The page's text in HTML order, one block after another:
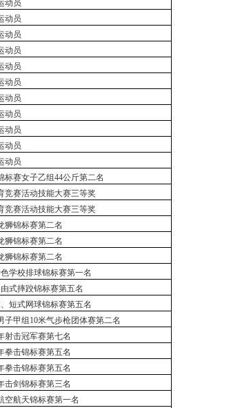
动员
动员
动员
动员
动员
动员
动员
动员
动员
动员
动员
标赛女子乙组44公斤第二名
竞赛活动技能大赛三等奖
竞赛活动技能大赛三等奖
狮锦标赛第二名
狮锦标赛第二名
狮锦标赛第二名
学校排球锦标赛第一名
式摔跤锦标赛第五名
短式网球锦标赛第五名
子甲组10米气步枪团体赛第二名
射击冠军赛第七名
拳击锦标赛第五名
拳击锦标赛第五名
击剑锦标赛第三名
空航天锦标赛第一名